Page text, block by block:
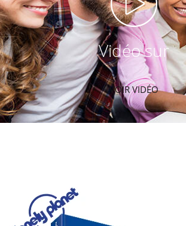
Vidéo sur
VOIR VIDÉO